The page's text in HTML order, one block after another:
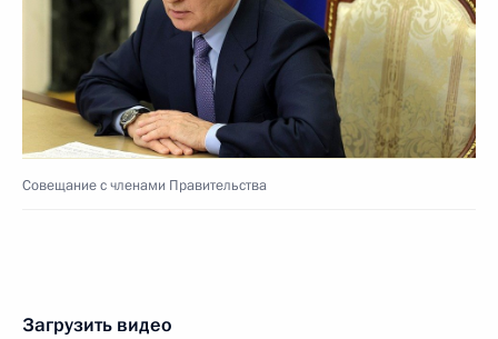
Совещание с членами Правительства
Загрузить видео